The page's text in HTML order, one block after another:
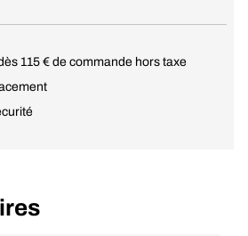
115 € de commande hors taxe